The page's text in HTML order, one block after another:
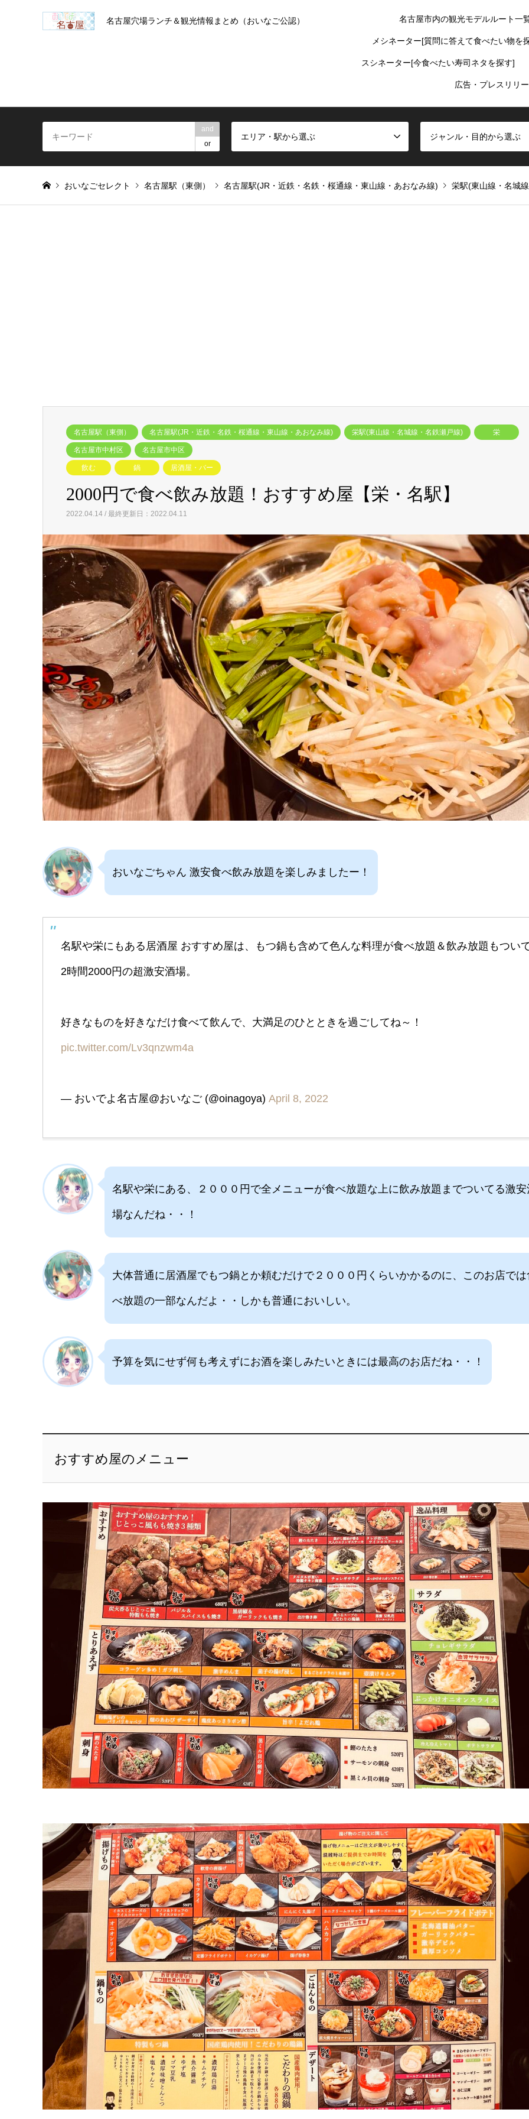
名古屋穴場ランチ＆観光情報まとめ（おいなご公認） 名古屋市内の観光モデルルート一
メシネーター[質問に答えて食べたい物を
スシネーター[今食べたい寿司ネタを探す]
広告・プレスリリ
and
or
エリア・駅から選ぶ ジャンル・目的から選ぶ
おいなごセレクト 名古屋駅（東側） 名古屋駅(JR・近鉄・名鉄・桜通線・東山線・あおなみ線) 栄駅(東山線・名城
名古屋駅（東側） 名古屋駅(JR・近鉄・名鉄・桜通線・東山線・あおなみ線) 栄駅(東山線・名城線・名鉄瀬戸線) 栄
名古屋市中村区 名古屋市中区
飲む 鍋 居酒屋・バー
2000円で食べ飲み放題！おすすめ屋【栄・名駅】
2022.04.14 / 最終更新日：2022.04.11
おいなごちゃん 激安食べ飲み放題を楽しみましたー！
名駅や栄にもある居酒屋 おすすめ屋は、もつ鍋も含めて色んな料理が食べ放題＆飲み放題もつい
2時間2000円の超激安酒場。
好きなものを好きなだけ食べて飲んで、大満足のひとときを過ごしてね～！
pic.twitter.com/Lv3qnzwm4a
— おいでよ名古屋@おいなご (@oinagoya) April 8, 2022
名駅や栄にある、２０００円で全メニューが食べ放題な上に飲み放題までついてる激安
場なんだね・・！
大体普通に居酒屋でもつ鍋とか頼むだけで２０００円くらいかかるのに、このお店では
べ放題の一部なんだよ・・しかも普通においしい。
予算を気にせず何も考えずにお酒を楽しみたいときには最高のお店だね・・！
おすすめ屋のメニュー